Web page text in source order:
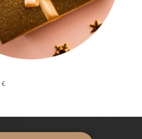
€Plage
50,00 €